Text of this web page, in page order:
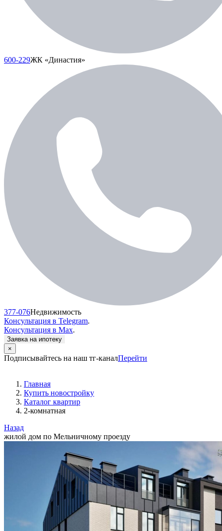
600-229ЖК «Династия»
377-076Недвижимость
Консультация в Telegram.
Консультация в Max.
Заявка на ипотеку
×
Подписывайтесь на наш тг-каналПерейти
Главная
Купить новостройку
Каталог квартир
2-комнатная
Назад
жилой дом по Мельничному проезду